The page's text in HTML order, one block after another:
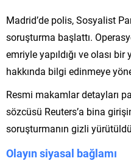
Madrid’de polis, Sosyalist
soruşturma başlattı.
emriyle yapıldığı ve olası bir
hakkında bilgi edinmeye
Resmi makamlar detayları
sözcüsü Reuters’a bina
soruşturmanın gizli
Olayın siyasal bağlamı